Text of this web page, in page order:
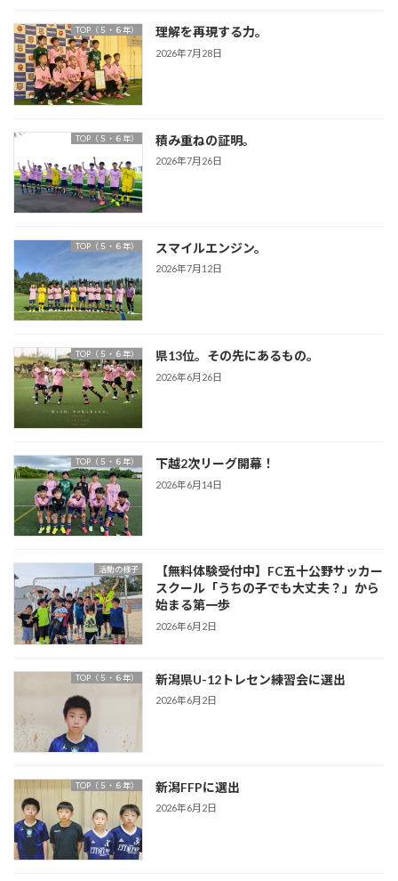
TOP（５・６年） 理解を再現する力。
2026年7月28日
TOP（５・６年） 積み重ねの証明。
2026年7月26日
TOP（５・６年） スマイルエンジン。
2026年7月12日
TOP（５・６年） 県13位。その先にあるもの。
2026年6月26日
TOP（５・６年） 下越2次リーグ開幕！
2026年6月14日
活動の様子
【無料体験受付中】FC五十公野サッカー
スクール「うちの子でも大丈夫？」から
始まる第一歩
2026年6月2日
TOP（５・６年） 新潟県U-12トレセン練習会に選出
2026年6月2日
TOP（５・６年） 新潟FFPに選出
2026年6月2日